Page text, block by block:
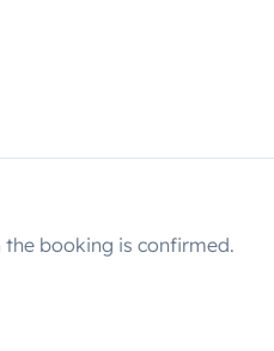
du fourgon seront données
je serai joignable sur mon
sur un parking sécurisé à
faire vos courses
booking is confirmed.